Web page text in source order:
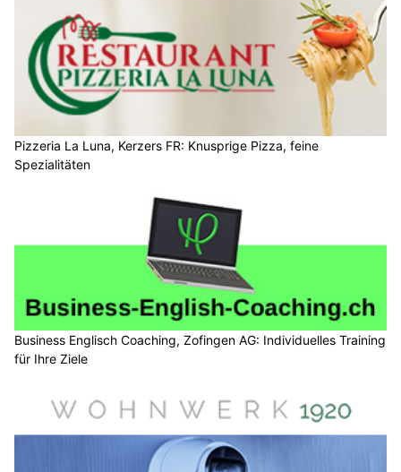
Pizzeria La Luna, Kerzers FR: Knusprige Pizza, feine
Spezialitäten
Business Englisch Coaching, Zofingen AG: Individuelles Training
für Ihre Ziele